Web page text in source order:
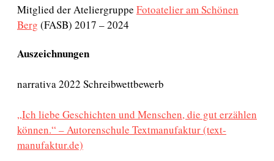
Mitglied der Ateliergruppe Fotoatelier am Schönen
Berg (FASB) 2017 – 2024
Auszeichnungen
narrativa 2022 Schreibwettbewerb
„Ich liebe Geschichten und Menschen, die gut erzählen
können.“ – Autorenschule Textmanufaktur (text-
manufaktur.de)